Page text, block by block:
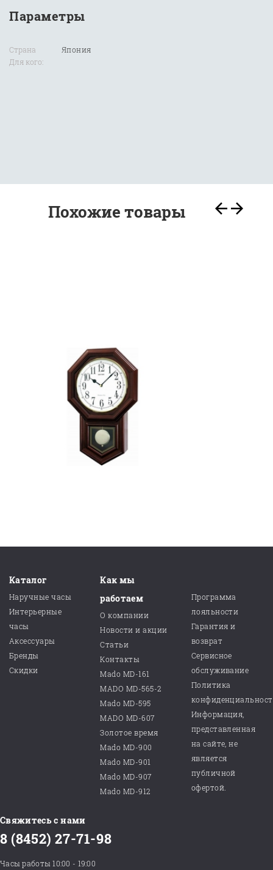
Параметры
Страна
Для кого:
Япония
Похожие товары
Каталог
Наручные часы
Интерьерные
часы
Аксессуары
Бренды
Скидки
Как мы
работаем
О компании
Новости и акции
Статьи
Контакты
Mado MD-161
MADO MD-565-2
Mado MD-595
MADO MD-607
Золотое время
Mado MD-900
Mado MD-901
Mado MD-907
Mado MD-912
Программа
лояльности
Гарантия и
возврат
Сервисное
обслуживание
Политика
Информация,
представленная
на сайте, не
является
публичной
офертой.
Свяжитесь с нами
8 (8452) 27-71-98
Часы работы 10:00 - 19:00